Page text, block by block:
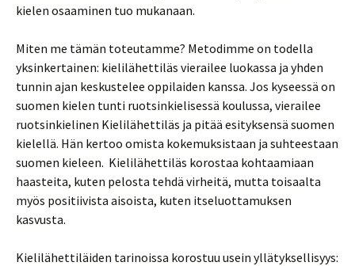
kielen osaaminen tuo mukanaan.
Miten me tämän toteutamme? Metodimme on todella
yksinkertainen: kielilähettiläs vierailee luokassa ja yhden
tunnin ajan keskustelee oppilaiden kanssa. Jos kyseessä on
suomen kielen tunti ruotsinkielisessä koulussa, vierailee
ruotsinkielinen Kielilähettiläs ja pitää esityksensä suomen
kielellä. Hän kertoo omista kokemuksistaan ja suhteestaan
suomen kieleen. Kielilähettiläs korostaa kohtaamiaan
haasteita, kuten pelosta tehdä virheitä, mutta toisaalta
myös positiivista aisoista, kuten itseluottamuksen
kasvusta.
Kielilähettiläiden tarinoissa korostuu usein yllätyksellisyys: